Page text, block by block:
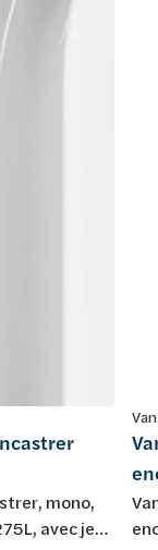
mono,
avec jeu